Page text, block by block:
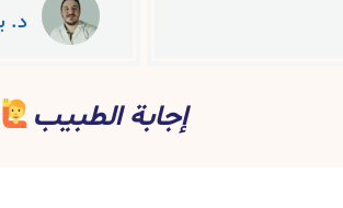
د.
إجابة الطبيب